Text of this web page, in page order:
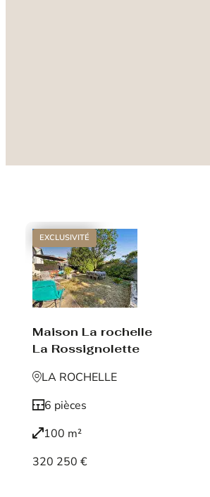
EXCLUSIVITÉ
Maison La rochelle
La Rossignolette
LA ROCHELLE
6 pièces
100 m²
320 250 €